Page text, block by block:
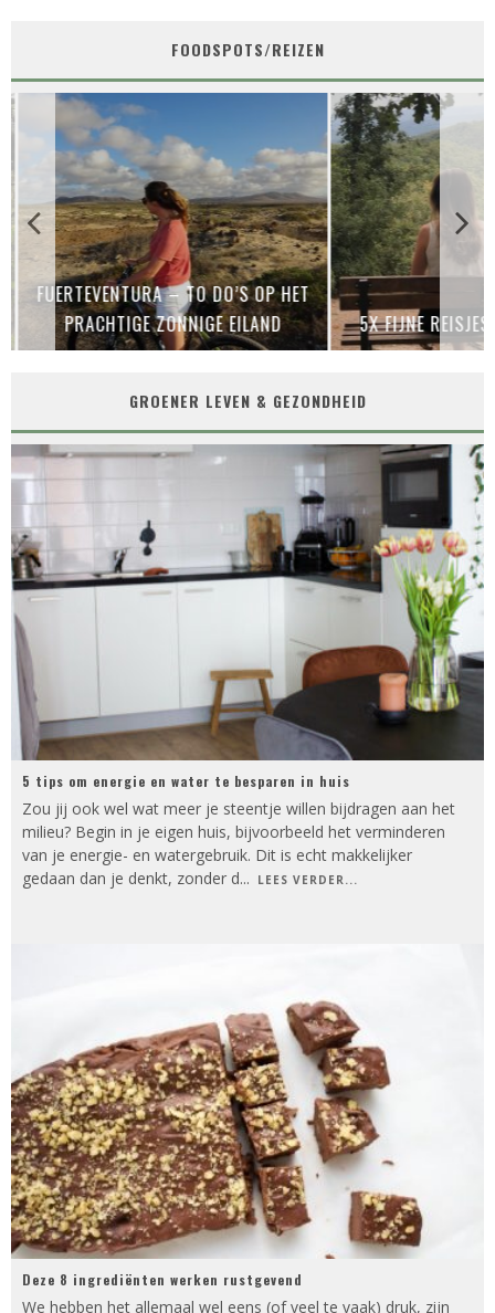
FOODSPOTS/REIZEN
FUERTEVENTURA – TO DO’S OP HET
PRACHTIGE ZONNIGE EILAND
5X FIJNE REISJES
GROENER LEVEN & GEZONDHEID
5 tips om energie en water te besparen in huis
Zou jij ook wel wat meer je steentje willen bijdragen aan het
milieu? Begin in je eigen huis, bijvoorbeeld het verminderen
van je energie- en watergebruik. Dit is echt makkelijker
gedaan dan je denkt, zonder d... LEES VERDER...
Deze 8 ingrediënten werken rustgevend
We hebben het allemaal wel eens (of veel te vaak) druk, zijn